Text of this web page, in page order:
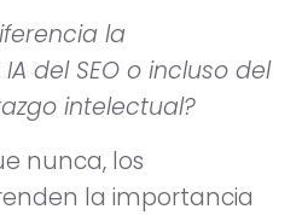
la
del SEO o incluso del
intelectual?
nunca, los
la importancia